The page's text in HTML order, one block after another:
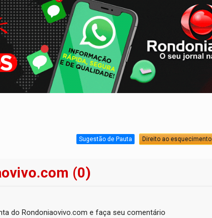
Sugestão de Pauta Direito ao esquecimento
(0)
do Rondoniaovivo.com e faça seu comentário